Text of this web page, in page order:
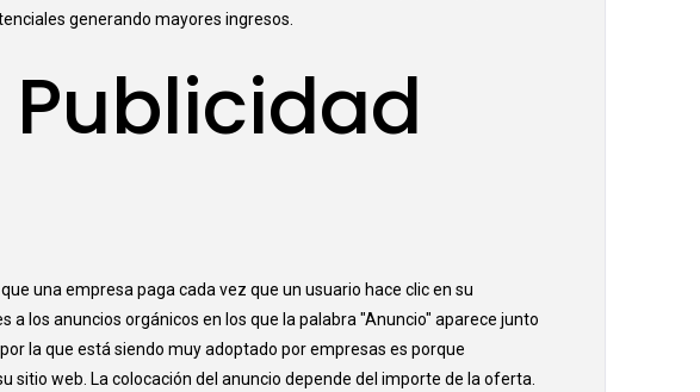
generando mayores ingresos.
Publicidad
una empresa paga cada vez que un usuario hace clic en su
a los anuncios orgánicos en los que la palabra "Anuncio" aparece junto
la que está siendo muy adoptado por empresas es porque
sitio web. La colocación del anuncio depende del importe de la oferta.